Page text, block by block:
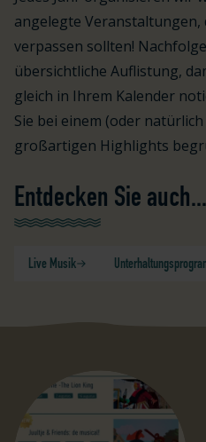
angelegte Veranstaltungen,
verpassen sollten!
übersichtliche Auflistung,
gleich in Ihrem Kalender
Sie bei einem (oder
großartigen Highlights
Entdecken Sie auch...
Live Musik